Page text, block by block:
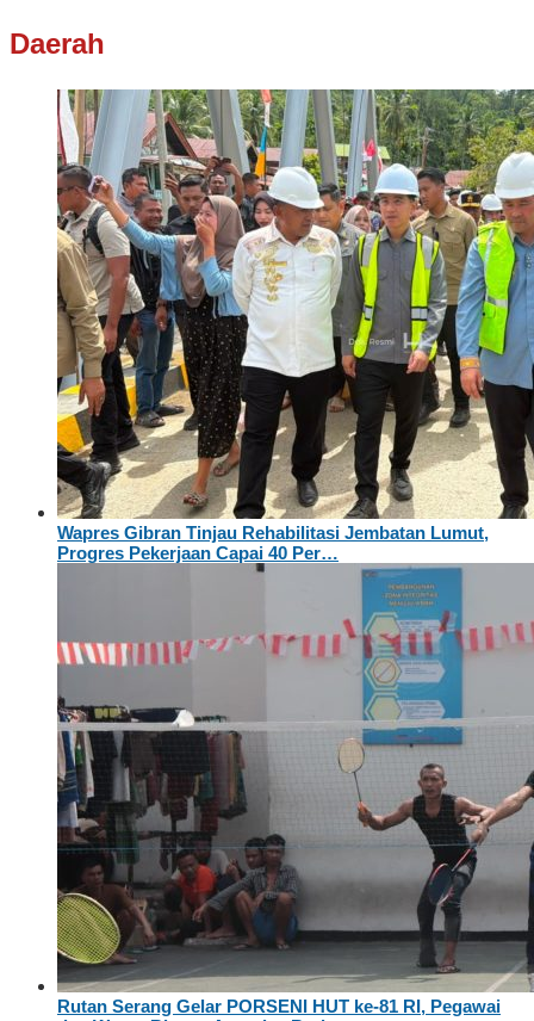
Daerah
Wapres Gibran Tinjau Rehabilitasi Jembatan Lumut,
Progres Pekerjaan Capai 40 Per…
Rutan Serang Gelar PORSENI HUT ke-81 RI, Pegawai